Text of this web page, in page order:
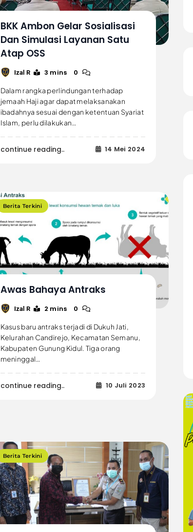
BKK Ambon Gelar Sosialisasi
Dan Simulasi Layanan Satu
Atap OSS
Izal R 3 mins 0
Dalam rangka perlindungan terhadap
jemaah Haji agar dapat melaksanakan
ibadahnya sesuai dengan ketentuan Syariat
Islam, perlu dilakukan…
continue reading.. 14 Mei 2024
Berita Terkini
Awas Bahaya Antraks
Izal R 2 mins 0
Kasus baru antraks terjadi di Dukuh Jati,
Kelurahan Candirejo, Kecamatan Semanu,
Kabupaten Gunung Kidul. Tiga orang
meninggal…
continue reading.. 10 Juli 2023
Berita Terkini